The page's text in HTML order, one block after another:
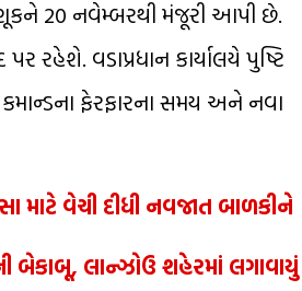
20 નવેમ્બરથી મંજૂરી આપી છે.
વડાપ્રધાન કાર્યાલયે પુષ્ટિ
ફેરફારના સમય અને નવા
માટે વેચી દીધી નવજાત બાળકીને
બેકાબૂ, લાન્ઝોઉ શહેરમાં લગાવાયું